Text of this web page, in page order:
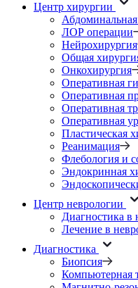
Центр хирургии
ЛОР операции
Нейрохирургия
Общая
Онкохирургия
Оперативная
Оперативная
Оперативная
Оперативная
Пластическая
Реанимация
Флебология и
Эндокринная
Центр неврологии
Диагностика в
Лечение в
Диагностика
Биопсия
Компьютерная